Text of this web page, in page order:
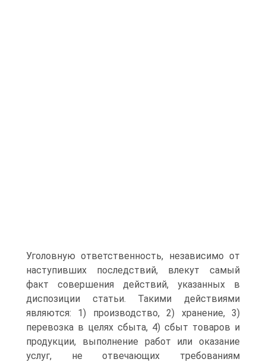
Уголовную ответственность, нeзависимо от
наступивших последствий, влекут самый
факт совершения действий, указанных в
диспозиции статьи. Такими действиями
являются: 1) производство, 2) хранение, 3)
перевозка в целях сбыта, 4) сбыт товаров и
продукции, выполнение работ или оказание
услуг, не отвечающих требованиям